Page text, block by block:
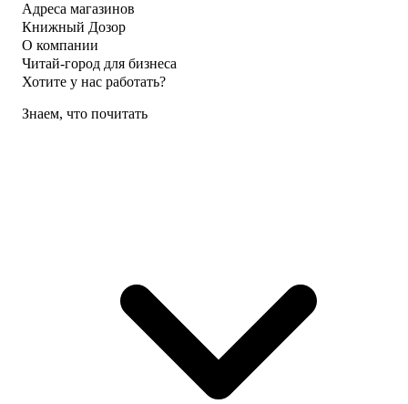
Адреса магазинов
Книжный Дозор
О компании
Читай-город для бизнеса
Хотите у нас работать?
Знаем, что почитать